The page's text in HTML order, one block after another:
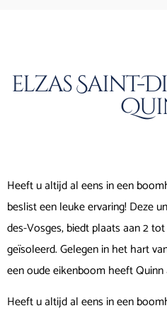
elzas Saint-
Heeft u altijd al eens in een
beslist een leuke ervaring! Deze
des-Vosges, biedt plaats aan 2
geïsoleerd. Gelegen in het hart
een oude eikenboom heeft
Heeft u altijd al eens in een